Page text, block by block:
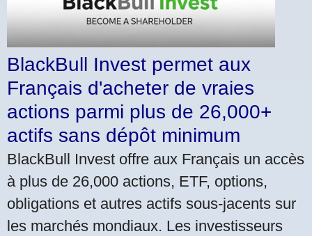
BlackBull Invest permet aux
Français d'acheter de vraies
actions parmi plus de 26,000+
actifs sans dépôt minimum
BlackBull Invest offre aux Français un accès
à plus de 26,000 actions, ETF, options,
obligations et autres actifs sous-jacents sur
les marchés mondiaux. Les investisseurs